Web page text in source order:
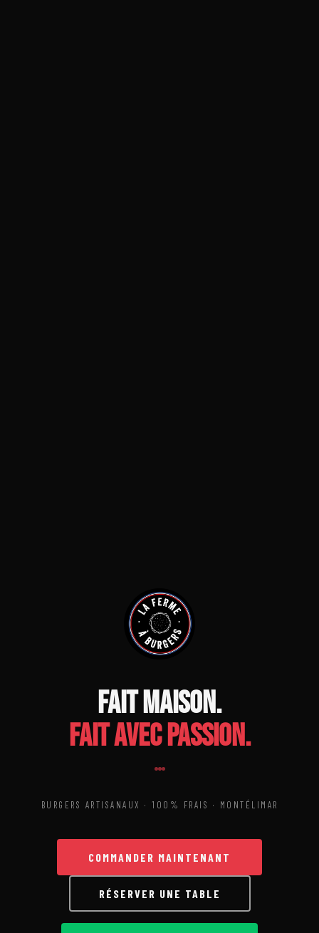
Fait maison.
Fait avec passion.
BURGERS ARTISANAUX · 100% FRAIS · MONTÉLIMAR
COMMANDER MAINTENANT
RÉSERVER UNE TABLE